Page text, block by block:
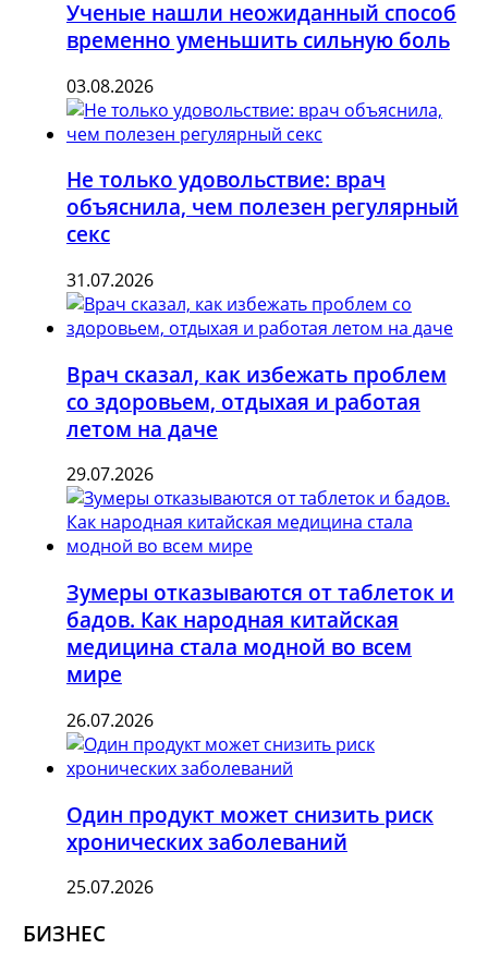
Ученые нашли неожиданный способ
временно уменьшить сильную боль
03.08.2026
Не только удовольствие: врач
объяснила, чем полезен регулярный
секс
31.07.2026
Врач сказал, как избежать проблем
со здоровьем, отдыхая и работая
летом на даче
29.07.2026
Зумеры отказываются от таблеток и
бадов. Как народная китайская
медицина стала модной во всем
мире
26.07.2026
Один продукт может снизить риск
хронических заболеваний
25.07.2026
БИЗНЕС